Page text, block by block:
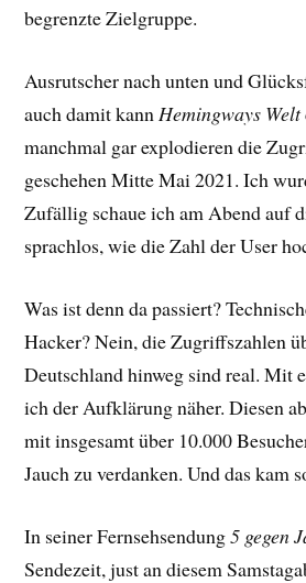
begrenzte Zielgruppe.
Ausrutscher nach unten und
auch damit kannHemingways Welt
manchmal gar explodieren die
geschehen Mitte Mai 2021. Ich
Zufällig schaue ich am Abend auf
sprachlos, wie die Zahl der User
Was ist denn da passiert?
Hacker? Nein, die Zugriffszahlen
Deutschland hinweg sind real. Mit
ich der Aufklärung näher. Diesen
mit insgesamt über 10.000
Jauch zu verdanken. Und das kam
In seiner Fernsehsendung5 gegen
Sendezeit, just an diesem